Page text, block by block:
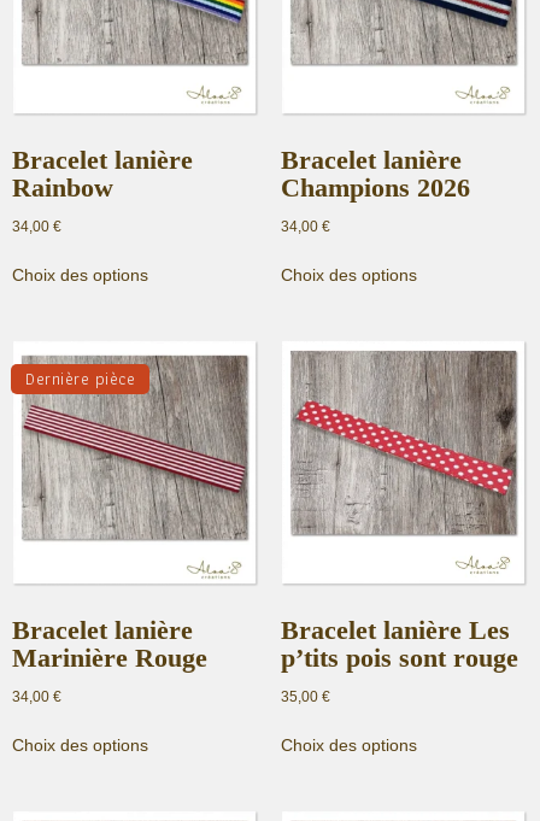
Bracelet lanière
Rainbow
34,00 €
Choix des optionsproduit
variations.
Les
options
peuvent
être
choisies
sur
la
du
Bracelet lanière
Champions 2026
34,00 €
Choix des optionsproduit
variations.
Les
options
peuvent
être
choisies
sur
la
du
Dernière pièce
Bracelet lanière
Marinière Rouge
34,00 €
Choix des optionsproduit
Bracelet lanière Les
p’tits pois sont rouge
35,00 €
Choix des optionsproduit